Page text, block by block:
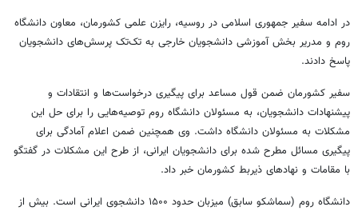
در ادامه سفیر جمهوری اسلامی در روسیه، رایزن علمی کشورمان، معاون دانشگاه
روم و مدریر بخش آموزشی دانشجویان خارجی به تک‌تک پرسش‌های دانشجویان
پاسخ دادند.
سفیر کشورمان ضمن قول مساعد برای پیگیری درخواست‌ها و انتقادات و
پیشنهادات دانشجویان، به مسئولان دانشگاه روم توصیه‌هایی را برای حل این
مشکلات به مسئولان دانشگاه داشت. وی همچنین ضمن اعلام آمادگی برای
پیگیری مسائل مطرح شده برای دانشجویان ایرانی، از طرح این مشکلات در گفتگو
با مقامات و نهادهای ذیربط کشورمان خبر داد.
دانشگاه روم (سماشکو سابق) میزبان حدود ۱۵۰۰ دانشجوی ایرانی است. بیش از